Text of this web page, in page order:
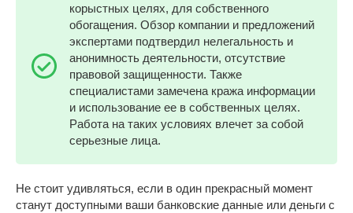
корыстных целях, для собственного
обогащения. Обзор компании и предложений
экспертами подтвердил нелегальность и
анонимность деятельности, отсутствие
правовой защищенности. Также
специалистами замечена кража информации
и использование ее в собственных целях.
Работа на таких условиях влечет за собой
серьезные лица.
Не стоит удивляться, если в один прекрасный момент
станут доступными ваши банковские данные или деньги с